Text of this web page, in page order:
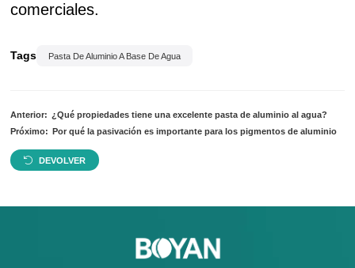
comerciales.
Tags Pasta De Aluminio A Base De Agua
Anterior: ¿Qué propiedades tiene una excelente pasta de aluminio al agua?
Próximo: Por qué la pasivación es importante para los pigmentos de aluminio
DEVOLVER